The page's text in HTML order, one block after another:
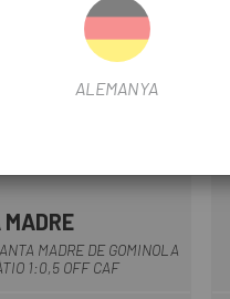
MADRE DE GOMINOLA
1:0,5 OFF CAF
ALEMANYA